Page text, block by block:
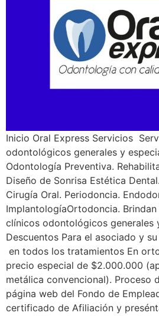
Inicio Oral Express Servicios
odontológicos generales y
Odontología Preventiva.
Diseño de Sonrisa Estética
Cirugía Oral. Periodoncia.
ImplantologíaOrtodoncia.
clínicos odontológicos generales
Descuentos Para el asociado y
en todos los tratamientos En
precio especial de $2.000.000
metálica convencional). Proceso
página web del Fondo de
certificado de Afiliación y